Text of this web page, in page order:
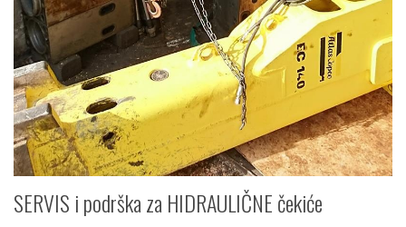
SERVIS i podrška za HIDRAULIČNE čekiće